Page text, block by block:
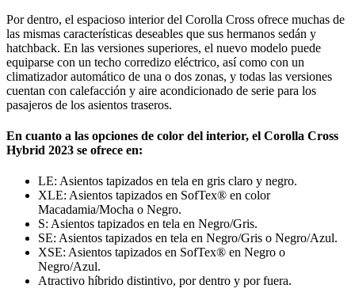
Por dentro, el espacioso interior del Corolla Cross ofrece muchas de
las mismas características deseables que sus hermanos sedán y
hatchback. En las versiones superiores, el nuevo modelo puede
equiparse con un techo corredizo eléctrico, así como con un
climatizador automático de una o dos zonas, y todas las versiones
cuentan con calefacción y aire acondicionado de serie para los
pasajeros de los asientos traseros.
En cuanto a las opciones de color del interior, el Corolla Cross
Hybrid 2023 se ofrece en:
LE: Asientos tapizados en tela en gris claro y negro.
XLE: Asientos tapizados en SofTex® en color
Macadamia/Mocha o Negro.
S: Asientos tapizados en tela en Negro/Gris.
SE: Asientos tapizados en tela en Negro/Gris o Negro/Azul.
XSE: Asientos tapizados en SofTex® en Negro o
Negro/Azul.
Atractivo híbrido distintivo, por dentro y por fuera.